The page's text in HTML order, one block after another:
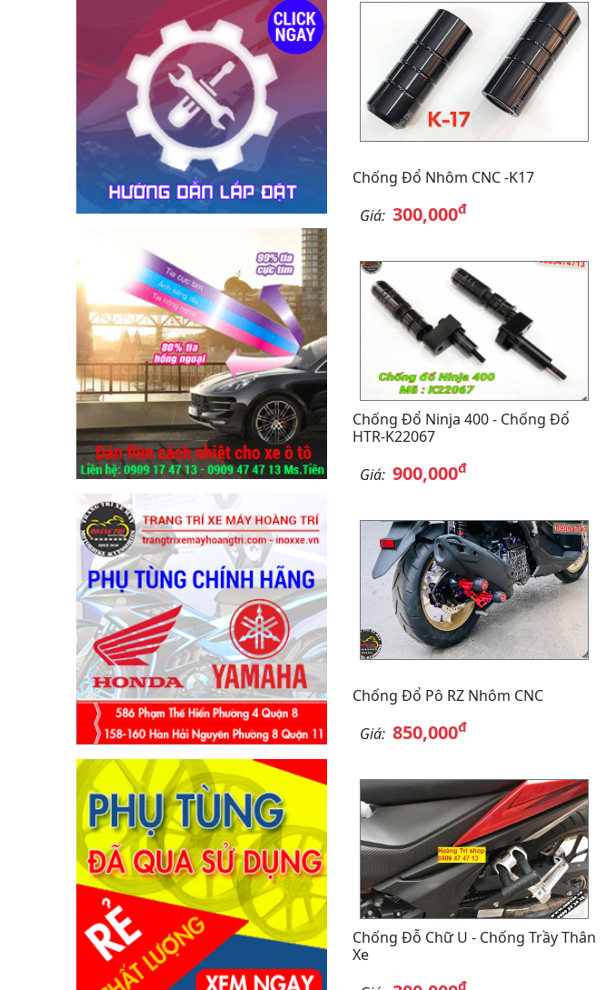
Chống Đổ Nhôm CNC -K17
Giá: 300,000đ
Chống Đổ Ninja 400 - Chống Đổ
HTR-K22067
Giá: 900,000đ
Chống Đổ Pô RZ Nhôm CNC
Giá: 850,000đ
Chống Đỗ Chữ U - Chống Trầy Thân
Xe
đ